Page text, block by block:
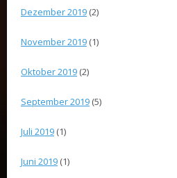
Dezember 2019 (2)
November 2019 (1)
Oktober 2019 (2)
September 2019 (5)
Juli 2019 (1)
Juni 2019 (1)